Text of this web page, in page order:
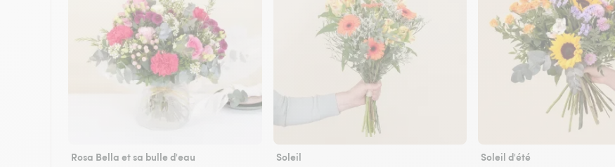
Rosa Bella et sa bulle d'eau Soleil Soleil d'été